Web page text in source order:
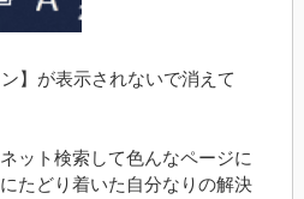
】が表示されないで消えて
ット検索して色んなページに
たどり着いた自分なりの解決